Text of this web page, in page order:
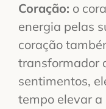
Coração: o
energia pelas
coração
transformador
sentimentos,
tempo elevar